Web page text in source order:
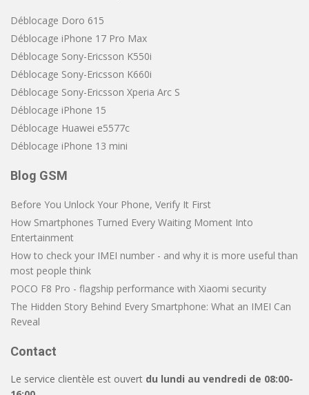
Déblocage Doro 615
Déblocage iPhone 17 Pro Max
Déblocage Sony-Ericsson K550i
Déblocage Sony-Ericsson K660i
Déblocage Sony-Ericsson Xperia Arc S
Déblocage iPhone 15
Déblocage Huawei e5577c
Déblocage iPhone 13 mini
Blog GSM
Before You Unlock Your Phone, Verify It First
How Smartphones Turned Every Waiting Moment Into
Entertainment
How to check your IMEI number - and why it is more useful than
most people think
POCO F8 Pro - flagship performance with Xiaomi security
The Hidden Story Behind Every Smartphone: What an IMEI Can
Reveal
Contact
Le service clientèle est ouvert du lundi au vendredi de 08:00-